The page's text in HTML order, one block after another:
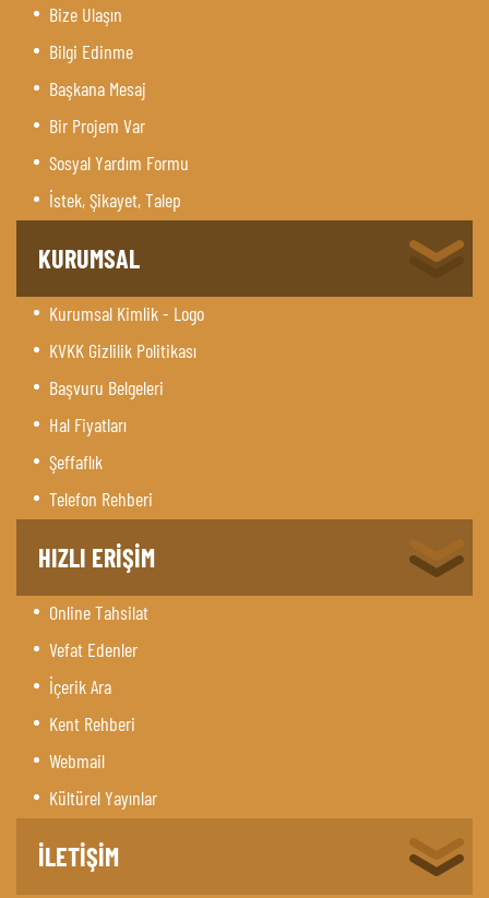
Bize Ulaşın
Bilgi Edinme
Başkana Mesaj
Bir Projem Var
Sosyal Yardım Formu
İstek, Şikayet, Talep
KURUMSAL
Kurumsal Kimlik - Logo
KVKK Gizlilik Politikası
Başvuru Belgeleri
Hal Fiyatları
Şeffaflık
Telefon Rehberi
HIZLI ERİŞİM
Online Tahsilat
Vefat Edenler
İçerik Ara
Kent Rehberi
Webmail
Kültürel Yayınlar
İLETİŞİM